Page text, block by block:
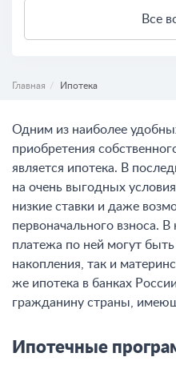
Все
Главная Ипотека
Одним из наиболее
приобретения
является ипотека. В
на очень выгодных
низкие ставки и даже
первоначального взноса. В
платежа по ней могут
накопления, так и
же ипотека в банках
гражданину страны,
Ипотечные